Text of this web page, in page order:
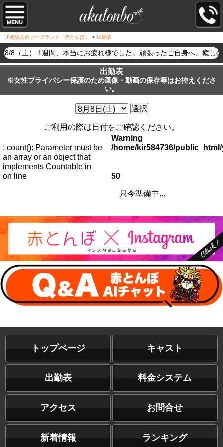
川崎堀之内ソープランド「赤とんぼ」 > 出勤表
8/8（土） 1週間、本当にお疲れ様でした。頑張ったご自身へ、癒
出勤表
※女性プライバシー保護のため画像・動画の保存等はお控えくださ
い。
選択
ご利用の際は日付をご確認ください。
Warning
: count(): Parameter must be
an array or an object that
implements Countable in
/home/kir584736/
on line 50
只今準備中...
トップページ キャスト
出勤表 料金システム
アクセス お問合せ
新着情報 ランキング